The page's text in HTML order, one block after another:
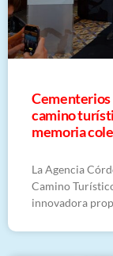
Cementerios
camino
memoria
La Agencia
Camino
innovadora